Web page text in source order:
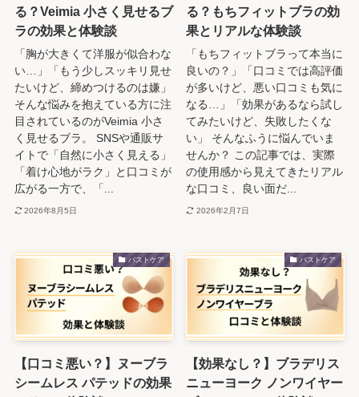
る？Veimia 小さく見せるブ
ラの効果と体験談
「胸が大きくて洋服が似合わな
い…」「もう少しスッキリ見せ
たいけど、締めつけるのは嫌」
そんな悩みを抱えている方に注
目されているのがVeimia 小さ
く見せるブラ。 SNSや通販サ
イトで「自然に小さく見える」
「着け心地がラク」と口コミが
広がる一方で、「...
2026年8月5日
る？もちフィットブラの効
果とリアルな体験談
「もちフィットブラって本当に
良いの？」「口コミでは高評価
が多いけど、悪い口コミも気に
なる…」「効果があるなら試し
てみたいけど、失敗したくな
い」 そんなふうに悩んでいま
せんか？ この記事では、実際
の使用感から見えてきたリアル
な口コミ、良い面だ...
2026年2月7日
バストケア
【口コミ悪い？】ヌーブラ
シームレス パテッドの効果
バストケア
【効果なし？】ブラデリス
ニューヨーク ノンワイヤー